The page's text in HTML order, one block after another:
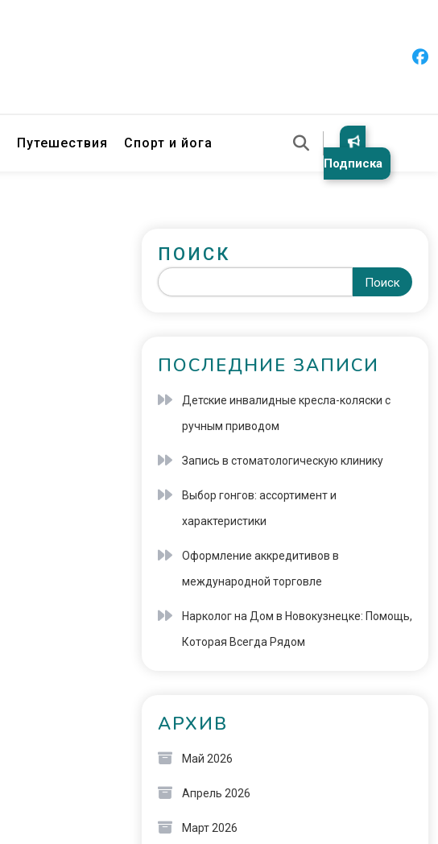
Путешествия Спорт и йога
Подписка
ПОИСК
Поиск
ПОСЛЕДНИЕ ЗАПИСИ
Детские инвалидные кресла-коляски с
ручным приводом
Запись в стоматологическую клинику
Выбор гонгов: ассортимент и
характеристики
Оформление аккредитивов в
международной торговле
Нарколог на Дом в Новокузнецке: Помощь,
Которая Всегда Рядом
АРХИВ
Май 2026
Апрель 2026
Март 2026